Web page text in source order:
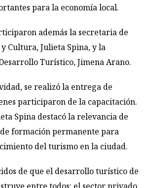
para la economía local.
además la secretaria de
Cultura, Julieta Spina, y la
Turístico, Jimena Arano.
se realizó la entrega de
participaron de la capacitación.
Spina destacó la relevancia de
formación permanente para
del turismo en la ciudad.
de que el desarrollo turístico de